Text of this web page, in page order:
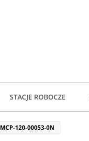
STACJE ROBOCZE
MCP-120-00053-0N